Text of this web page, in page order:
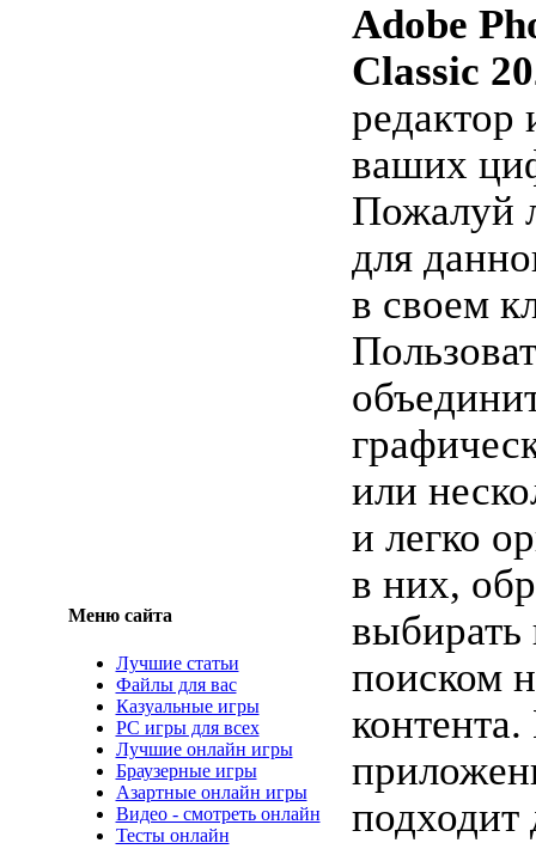
Меню сайта
Лучшие статьи
Файлы для вас
Казуальные игры
PC игры для всех
Лучшие онлайн игры
Браузерные игры
Азартные онлайн игры
Видео - смотреть онлайн
Тесты онлайн
Adobe
Classic
редактор
ваших
Пожалуй
для
в своем
или
и легко
в них,
выбирать
поиском
подходит